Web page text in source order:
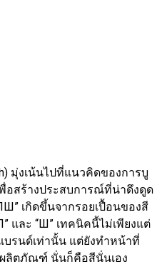
มุ่งเน้นไปที่แนวคิดของการบู
อสร้างประสบการณ์ที่น่าดึงดูด
เกิดขึ้นจากรอยเปื้อนของสี
และ “Ш” เทคนิคนี้ไม่เพียงแต่
รนด์เท่านั้น แต่ยังทำหน้าที่
ผลิตภัณฑ์ นั่นก็คือสีนั่นเอง